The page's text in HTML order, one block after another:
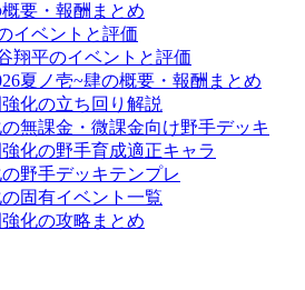
要・報酬まとめ
イベントと評価
翔平のイベントと評価
夏ノ壱~肆の概要・報酬まとめ
化の立ち回り解説
無課金・微課金向け野手デッキ
化の野手育成適正キャラ
野手デッキテンプレ
固有イベント一覧
化の攻略まとめ